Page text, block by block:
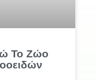
Το Ζώο